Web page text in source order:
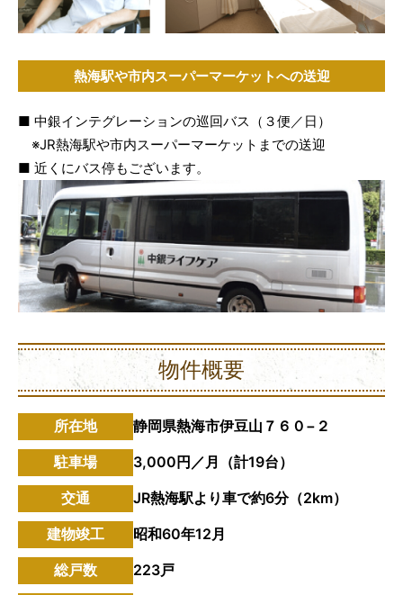
熱海駅や市内スーパーマーケットへの送迎
■ 中銀インテグレーションの巡回バス（３便／日）
※JR熱海駅や市内スーパーマーケットまでの送迎
■ 近くにバス停もございます。
物件概要
所在地
静岡県熱海市伊豆山７６０−２
駐車場
3,000円／月（計19台）
交通
JR熱海駅より車で約6分（2km）
建物竣工
昭和60年12月
総戸数
223戸